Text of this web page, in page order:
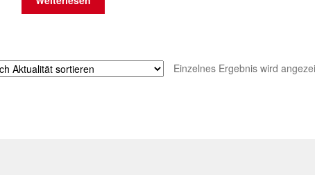
Einzelnes Ergebnis wird